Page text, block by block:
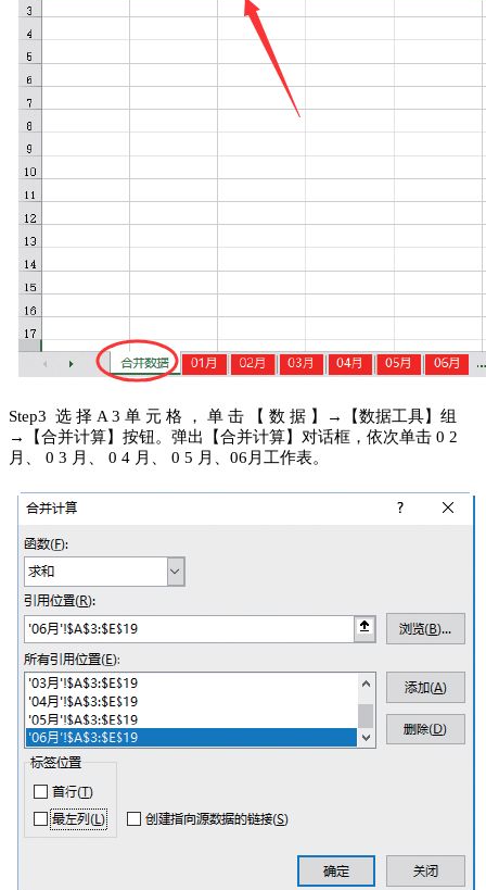
Step3 选 择 A 3 单 元 格 ， 单 击 【 数 据 】→【数据工具】组
→
【合并计算】按钮。 弹出【合并计算】对话框，依次单击 0 2
月、 0 3 月、 0 4 月、 0 5 月、06月工作表。